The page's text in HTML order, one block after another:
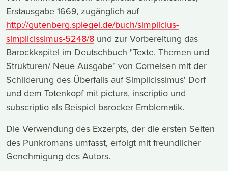
Erstausgabe 1669, zugänglich auf
http://gutenberg.spiegel.de/buch/simplicius-
simplicissimus-5248/8 und zur Vorbereitung das
Barockkapitel im Deutschbuch "Texte, Themen und
Strukturen/ Neue Ausgabe" von Cornelsen mit der
Schilderung des Überfalls auf Simplicissimus' Dorf
und dem Totenkopf mit pictura, inscriptio und
subscriptio als Beispiel barocker Emblematik.
Die Verwendung des Exzerpts, der die ersten Seiten
des Punkromans umfasst, erfolgt mit freundlicher
Genehmigung des Autors.